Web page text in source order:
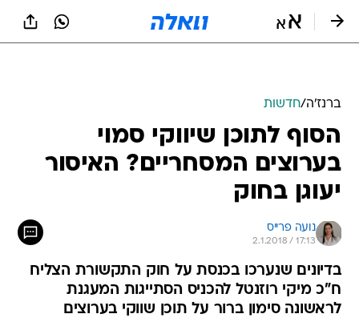
ברנז'ה/חדשות
הסוף לתוכן שיווקי סמוי
בערוצים המסחריים? האיסור
יעוגן בחוק
נועה פרייס
2.1.2018 / 17:13
בדיונים שנערכו בכנסת על חוק התקשורת הצליח
ח"כ מיקי רוזנטל להכניס הסתייגות המעגנת
לראשונה סימון ברור על תוכן שווקי בערוצים